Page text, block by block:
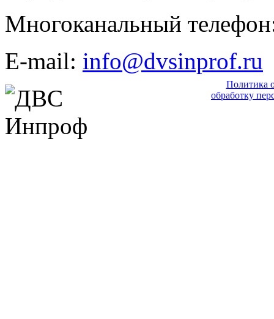
Многоканальный
E-mail: info@dvsinprof.ru
Политика
обработку